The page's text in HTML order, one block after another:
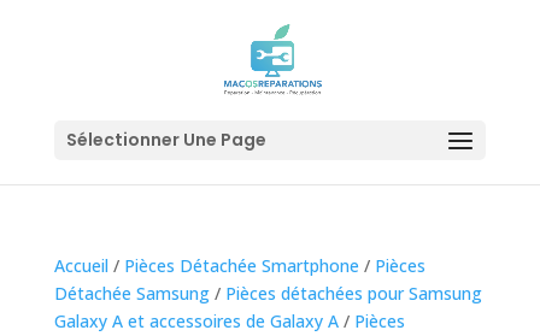
Sélectionner Une Page
Accueil / Pièces Détachée Smartphone / Pièces
Détachée Samsung/ Pièces détachées pour Samsung
Galaxy A et accessoires de Galaxy A/ Pièces